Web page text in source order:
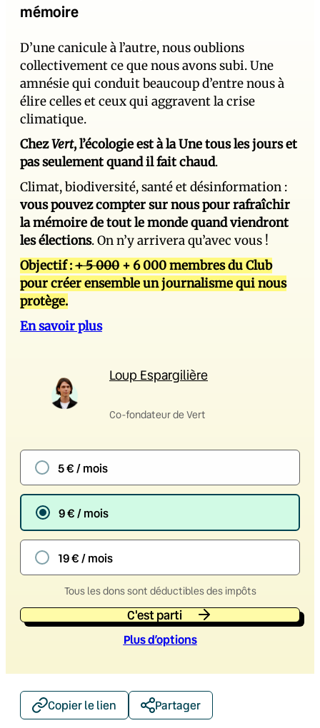
mémoire
D’une canicule à l’autre, nous oublions
collectivement ce que nous avons subi. Une
amnésie qui conduit beaucoup d’entre nous à
élire celles et ceux qui aggravent la crise
climatique.
ChezVert, l’écologie est à la Une tous les jours et
pas seulement quand il fait chaud.
Climat, biodiversité, santé et désinformation :
vous pouvez compter sur nous pour rafraîchir
la mémoire de tout le monde quand viendront
les élections. On n’y arrivera qu’avec vous !
Objectif :+ 5 000 + 6 000 membres du Club
pour créer ensemble un journalisme qui nous
protège.
En savoir plus
Loup Espargilière
Co-fondateur de Vert
5 € / mois
9 € / mois
19 € / mois
Tous les dons sont déductibles des impôts
C'est parti
Plus d’options
Copier le lien Partager